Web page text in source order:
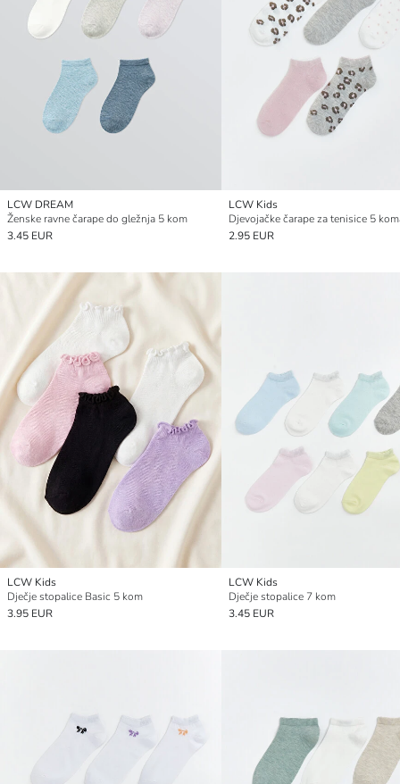
LCW DREAM
Ženske ravne čarape do gležnja 5 kom
3.45 EUR
LCW Kids
Djevojačke čarape za tenisice 5
2.95 EUR
LCW Kids
Dječje stopalice Basic 5 kom
3.95 EUR
LCW Kids
Dječje stopalice 7 kom
3.45 EUR